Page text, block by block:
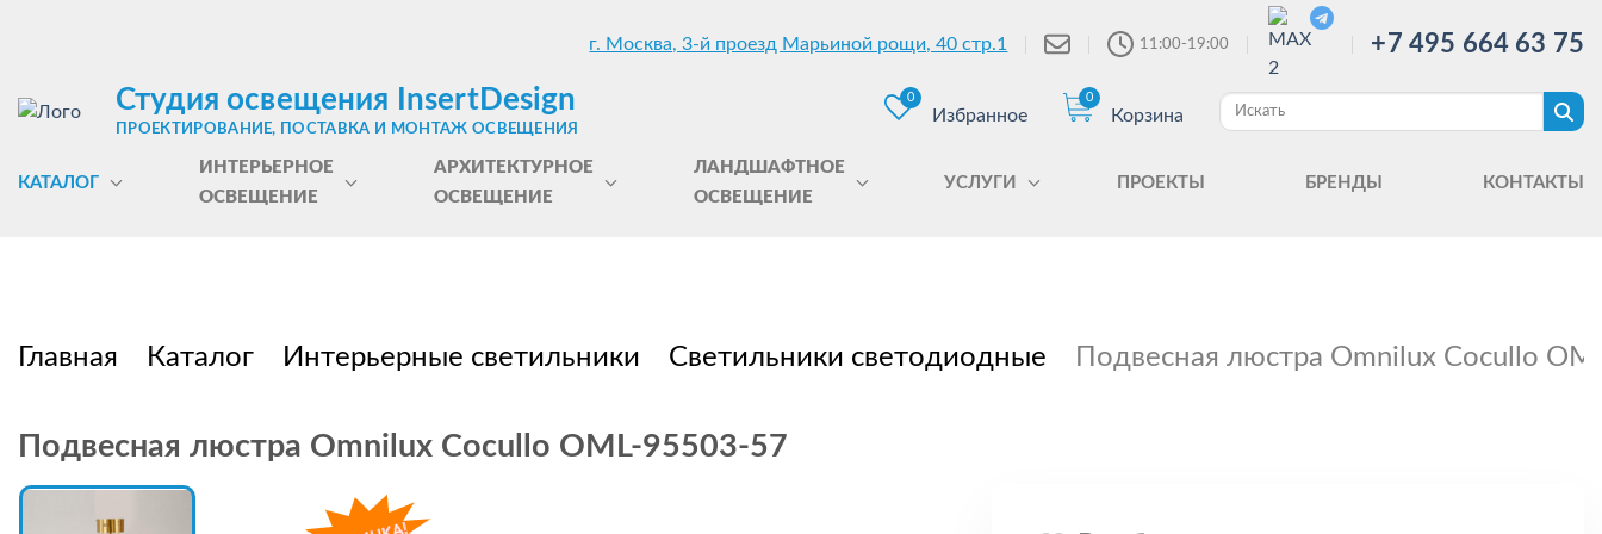
г. Москва, 3-й проезд Марьиной рощи, 40 стр.1 11:00-19:00 +7 495 664 63 75
Студия освещения InsertDesign
ПРОЕКТИРОВАНИЕ, ПОСТАВКА И МОНТАЖ ОСВЕЩЕНИЯ
0
Избранное
0
Корзина
КАТАЛОГ
ИНТЕРЬЕРНОЕ
ОСВЕЩЕНИЕ
АРХИТЕКТУРНОЕ
ОСВЕЩЕНИЕ
ЛАНДШАФТНОЕ
ОСВЕЩЕНИЕ
УСЛУГИ ПРОЕКТЫ БРЕНДЫ КОНТАКТЫ
Главная Каталог Интерьерные светильники Светильники светодиодные Подвесная люстра Omnilux Сocullo
Подвесная люстра Omnilux Сocullo OML-95503-57